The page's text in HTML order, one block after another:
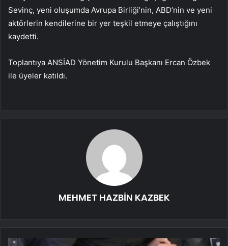
Sevinç, yeni oluşumda Avrupa Birliği’nin, ABD’nin ve yeni
aktörlerin kendilerine bir yer teşkil etmeye çalıştığını
kaydetti.
Toplantıya ANSİAD Yönetim Kurulu Başkanı Ercan Özbek
ile üyeler katıldı.
MEHMET HAZBİN KAZBEK